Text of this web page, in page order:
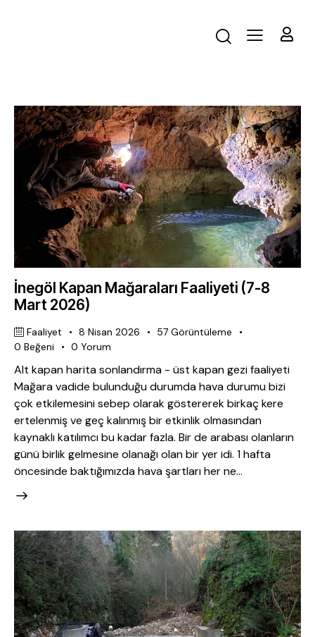
İnegöl Kapan Mağaraları Faaliyeti (7-8
Mart 2026)
Faaliyet 8 Nisan 2026 57 Görüntüleme
0 Beğeni 0 Yorum
Alt kapan harita sonlandırma - üst kapan gezi faaliyeti
Mağara vadide bulunduğu durumda hava durumu bizi
çok etkilemesini sebep olarak göstererek birkaç kere
ertelenmiş ve geç kalınmış bir etkinlik olmasından
kaynaklı katılımcı bu kadar fazla. Bir de arabası olanların
günü birlik gelmesine olanağı olan bir yer idi. 1 hafta
öncesinde baktığımızda hava şartları her ne…